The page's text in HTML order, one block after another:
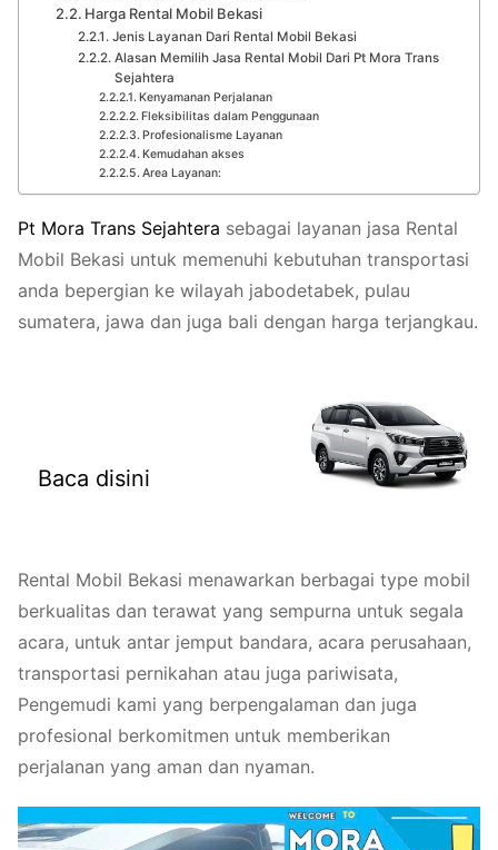
Harga Rental Mobil Bekasi
Jenis Layanan Dari Rental Mobil Bekasi
Alasan Memilih Jasa Rental Mobil Dari Pt Mora Trans
Sejahtera
Kenyamanan Perjalanan
Fleksibilitas dalam Penggunaan
Profesionalisme Layanan
Kemudahan akses
Area Layanan:
Pt Mora Trans Sejahtera sebagai layanan jasa Rental
Mobil Bekasi untuk memenuhi kebutuhan transportasi
anda bepergian ke wilayah jabodetabek, pulau
sumatera, jawa dan juga bali dengan harga terjangkau.
Baca disini
Rental Mobil Bekasi menawarkan berbagai type mobil
berkualitas dan terawat yang sempurna untuk segala
acara, untuk antar jemput bandara, acara perusahaan,
transportasi pernikahan atau juga pariwisata,
Pengemudi kami yang berpengalaman dan juga
profesional berkomitmen untuk memberikan
perjalanan yang aman dan nyaman.